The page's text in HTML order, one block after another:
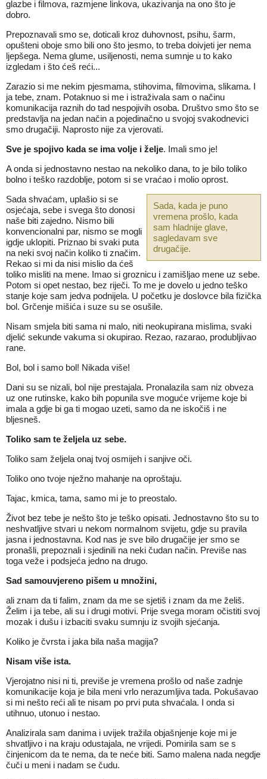
glazbe i filmova, razmjene linkova, ukazivanja na ono što je
dobro.
Prepoznavali smo se, doticali kroz duhovnost, psihu, šarm,
opušteni oboje smo bili ono što jesmo, to treba doivjeti jer nema
ljepšega. Nema glume, usiljenosti, nema sumnje u to kako
izgledam i što ćeš reći...
Zarazio si me nekim pjesmama, stihovima, filmovima, slikama. I
ja tebe, znam. Potaknuo si me i istraživala sam o načinu
komunikacija raznih do tad nespojivih osoba. Društvo smo što se
predstavlja na jedan način a pojedinačno u svojoj svakodnevici
smo drugačiji. Naprosto nije za vjerovati.
Sve je spojivo kada se ima volje i želje. Imali smo je!
A onda si jednostavno nestao na nekoliko dana, to je bilo toliko
bolno i teško razdoblje, potom si se vraćao i molio oprost.
Sada, kada je puno
vremena prošlo, kada
sam hladnije glave,
sagledavam sve
drugačije.
Sada shvaćam, uplašio si se
osjećaja, sebe i svega što donosi
naše biti zajedno. Nismo bili
konvencionalni par, nismo se mogli
igdje uklopiti. Priznao bi svaki puta
na neki svoj način koliko ti značim.
Rekao si mi da nisi mislio da ćeš
toliko misliti na mene. Imao si groznicu i zamišljao mene uz sebe.
Potom si opet nestao, bez riječi. To me je dovelo u jedno teško
stanje koje sam jedva podnijela. U početku je doslovce bila fizička
bol. Grčenje mišića i suze su se osušile.
Nisam smjela biti sama ni malo, niti neokupirana mislima, svaki
djelić sekunde vakuma si okupirao. Rezao, razarao, produbljivao
rane.
Bol, bol i samo bol! Nikada više!
Dani su se nizali, bol nije prestajala. Pronalazila sam niz obveza
uz one rutinske, kako bih popunila sve moguće vrijeme koje bi
imala a gdje bi ga ti mogao uzeti, samo da ne iskočiš i ne
bljesneš.
Toliko sam te željela uz sebe.
Toliko sam željela onaj tvoj osmijeh i sanjive oči.
Toliko ono tvoje nježno mahanje na oproštaju.
Tajac, kmica, tama, samo mi je to preostalo.
Život bez tebe je nešto što je teško opisati. Jednostavno što su to
neshvatljive stvari u nekom normalnom svijetu, gdje su pravila
jasna i jednostavna. Kod nas je sve bilo drugačije jer smo se
pronašli, prepoznali i sjedinili na neki čudan način. Previše nas
toga veže i podsjeća jedno na drugo.
Sad samouvjereno pišem u množini,
ali znam da ti falim, znam da me se sjetiš i znam da me želiš.
Želim i ja tebe, ali su i drugi motivi. Prije svega moram očistiti svoj
mozak i dušu i izbaciti svaku sumnju iz svojih sjećanja.
Koliko je čvrsta i jaka bila naša magija?
Nisam više ista.
Vjerojatno nisi ni ti, previše je vremena prošlo od naše zadnje
komunikacije koja je bila meni vrlo nerazumljiva tada. Pokušavao
si mi nešto reći ali te nisam po prvi puta shvaćala. I onda si
utihnuo, utonuo i nestao.
Analizirala sam danima i uvijek tražila objašnjenje koje mi je
shvatljivo i na kraju odustajala, ne vrijedi. Pomirila sam se s
činjenicom da te nema, da te neće biti. Samo malena nada negdje
čuči u meni i nadam se čudu.